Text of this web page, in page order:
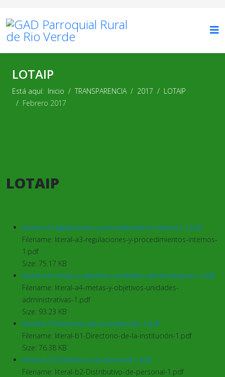
LOTAIP
Está aquí: Inicio TRANSPARENCIA 2017
LOTAIP
Febrero 2017
LOTAIP
literal-a3-regulaciones-y-procedimientos-internos-1.pdf
Filename: literal-a3-regulaciones-y-procedimientos-internos-
1.pdf
Size: 75.17 KB
literal-a4-metas-y-objetivos-unidades-administrativas-1.pdf
Filename: literal-a4-metas-y-objetivos-unidades-
administrativas-1.pdf
Size: 93.23 KB
literal-b1-Directorio-de-la-institución-1.pdf
Filename: literal-b1-Directorio-de-la-institución-1.pdf
Size: 76.38 KB
literal-b2-Distributivo-de-personal-1.pdf
Filename: literal-b2-Distributivo-de-personal-1.pdf